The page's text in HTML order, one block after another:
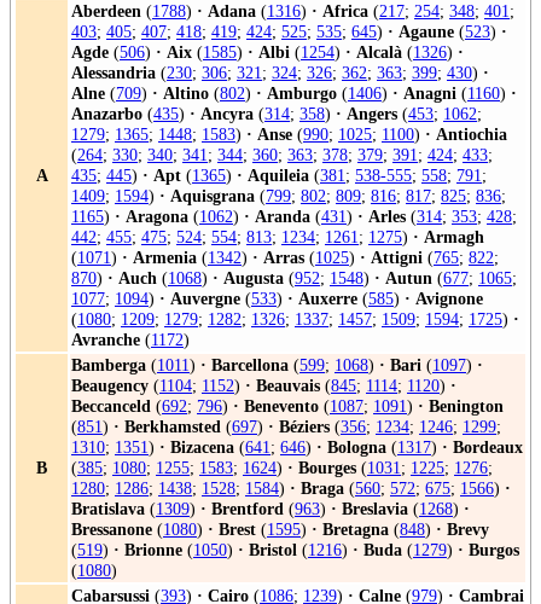
A
Aberdeen (1788) · Adana (1316) · Africa (217; 254; 348; 401;
403; 405; 407; 418; 419; 424; 525; 535; 645) · Agaune (523) ·
Agde (506) · Aix (1585) · Albi (1254) · Alcalà (1326) ·
Alessandria (230; 306; 321; 324; 326; 362; 363; 399; 430) ·
Alne (709) · Altino (802) · Amburgo (1406) · Anagni (1160) ·
Anazarbo (435) · Ancyra (314; 358) · Angers (453; 1062;
1279; 1365; 1448; 1583) · Anse (990; 1025; 1100) · Antiochia
(264; 330; 340; 341; 344; 360; 363; 378; 379; 391; 424; 433;
435; 445) · Apt (1365) · Aquileia (381; 538-555; 558; 791;
1409; 1594) · Aquisgrana (799; 802; 809; 816; 817; 825; 836;
1165) · Aragona (1062) · Aranda (431) · Arles (314; 353; 428;
442; 455; 475; 524; 554; 813; 1234; 1261; 1275) · Armagh
(1071) · Armenia (1342) · Arras (1025) · Attigni (765; 822;
870) · Auch (1068) · Augusta (952; 1548) · Autun (677; 1065;
1077; 1094) · Auvergne (533) · Auxerre (585) · Avignone
(1080; 1209; 1279; 1282; 1326; 1337; 1457; 1509; 1594; 1725) ·
Avranche (1172)
B
Bamberga (1011) · Barcellona (599; 1068) · Bari (1097) ·
Beaugency (1104; 1152) · Beauvais (845; 1114; 1120) ·
Beccanceld (692; 796) · Benevento (1087; 1091) · Benington
(851) · Berkhamsted (697) · Béziers (356; 1234; 1246; 1299;
1310; 1351) · Bizacena (641; 646) · Bologna (1317) · Bordeaux
(385; 1080; 1255; 1583; 1624) · Bourges (1031; 1225; 1276;
1280; 1286; 1438; 1528; 1584) · Braga (560; 572; 675; 1566) ·
Bratislava (1309) · Brentford (963) · Breslavia (1268) ·
Bressanone (1080) · Brest (1595) · Bretagna (848) · Brevy
(519) · Brionne (1050) · Bristol (1216) · Buda (1279) · Burgos
(1080)
Cabarsussi (393) · Cairo (1086; 1239) · Calne (979) · Cambrai